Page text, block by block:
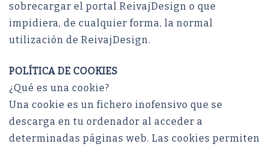
sobrecargar el portal ReivajDesign o que
impidiera, de cualquier forma, la normal
utilización de ReivajDesign.
POLÍTICA DE COOKIES
¿Qué es una cookie?
Una cookie es un fichero inofensivo que se
descarga en tu ordenador al acceder a
determinadas páginas web. Las cookies permiten